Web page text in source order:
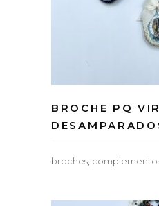
BROCHE PQ
broches,